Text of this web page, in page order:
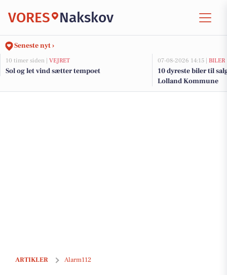
VORES Nakskov
Seneste nyt ›
10 timer siden | VEJRET
Sol og let vind sætter tempoet
07-08-2026 14:15 | BILER
10 dyreste biler til
Lolland Kommune
ARTIKLER Alarm112
Lolland-Falster Brandvæsen: Brand i bygning